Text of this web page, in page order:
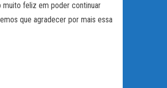
muito feliz em poder continuar
que agradecer por mais essa